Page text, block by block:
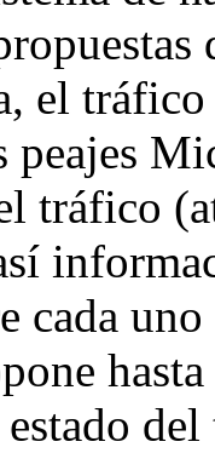
el
peajes
tráfico
cada